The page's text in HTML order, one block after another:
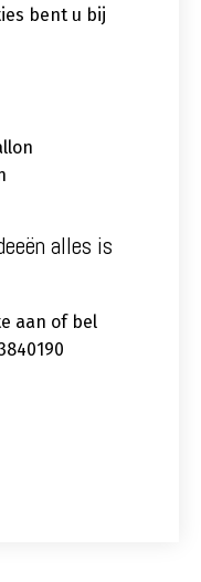
bent u bij
alles is
aan of bel